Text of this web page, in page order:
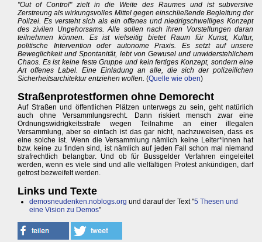
"Out of Control" zielt in die Weite des Raumes und ist subversive
Zerstreung als wirkungsvolles Mittel gegen einschließende Begleitung der
Polizei. Es versteht sich als ein offenes und niedrigschwelliges Konzept
des zivilen Ungehorsams. Alle sollen nach ihren Vorstellungen daran
teilnehmen können. Es ist vielseitig bietet Raum für Kunst, Kultur,
politische Intervention oder autonome Praxis. Es setzt auf unsere
Beweglichkeit und Spontanität, lebt von Gewusel und unwiderstehlichem
Chaos. Es ist keine feste Gruppe und kein fertiges Konzept, sondern eine
Art offenes Label. Eine Einladung an alle, die sich der polizeilichen
Sicherheitsarchitektur entziehen wollen. (Quelle wie oben)
Straßenprotestformen ohne Demorecht
Auf Straßen und öffentlichen Plätzen unterwegs zu sein, geht natürlich
auch ohne Versammlungsrecht. Dann riskiert mensch zwar eine
Ordnungswidrigkeitsstrafe wegen Teilnahme an einer illegalen
Versammlung, aber so einfach ist das gar nicht, nachzuweisen, dass es
eine solche ist. Wenn die Versammlung nämlich keine Leiter*innen hat
bzw. keine zu finden sind, ist nämlich auf jeden Fall schon mal niemand
strafrechtlich belangbar. Und ob für Bussgelder Verfahren eingeleitet
werden, wenn es viele sind und alle vielfältigen Protest ankündigen, darf
getrost bezweifelt werden.
Links und Texte
demosneudenken.noblogs.org und darauf der Text "5 Thesen und
eine Vision zu Demos"